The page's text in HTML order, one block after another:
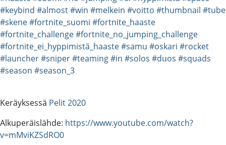
#keybind #almost#win #melkein #voitto #thumbnail #tube
#skene#fortnite_suomi #fortnite_haaste
#fortnite_challenge#fortnite_no_jumping_challenge
#fortnite_ei_hyppimistä_haaste#samu #oskari #rocket
#launcher#sniper#teaming#in #solos #duos #squads
#season #season_3
Keräyksessä Pelit 2020
Alkuperäislähde: https://www.youtube.com/watch?
v=mMviKZSdRO0